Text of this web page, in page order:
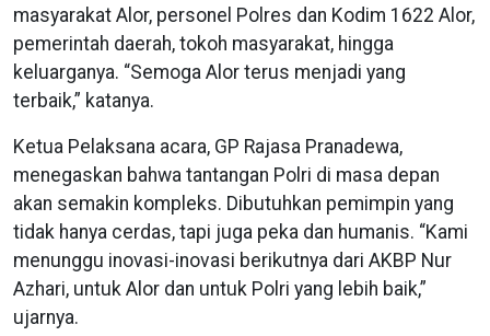
masyarakat Alor, personel Polres dan Kodim 1622 Alor,
pemerintah daerah, tokoh masyarakat, hingga
keluarganya. “Semoga Alor terus menjadi yang
terbaik,” katanya.
Ketua Pelaksana acara, GP Rajasa Pranadewa,
menegaskan bahwa tantangan Polri di masa depan
akan semakin kompleks. Dibutuhkan pemimpin yang
tidak hanya cerdas, tapi juga peka dan humanis. “Kami
menunggu inovasi-inovasi berikutnya dari AKBP Nur
Azhari, untuk Alor dan untuk Polri yang lebih baik,”
ujarnya.